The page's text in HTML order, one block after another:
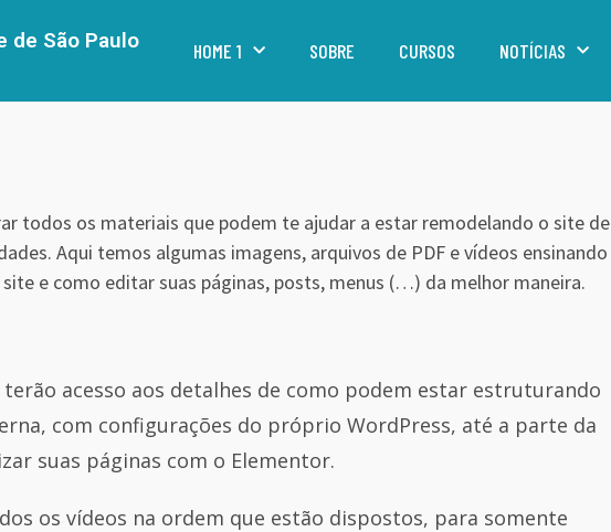
de São Paulo HOME 1 SOBRE CURSOS NOTÍCIAS
todos os materiais que podem te ajudar a estar remodelando o site de
Aqui temos algumas imagens, arquivos de PDF e vídeos ensinando
e como editar suas páginas, posts, menus (…) da melhor maneira.
acesso aos detalhes de como podem estar estruturando
com configurações do próprio WordPress, até a parte da
suas páginas com o Elementor.
os vídeos na ordem que estão dispostos, para somente